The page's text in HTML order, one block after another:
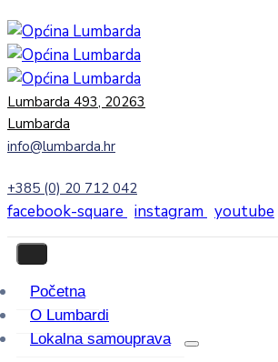
Lumbarda 493, 20263
Lumbarda
info@lumbarda.hr
+385 (0) 20 712 042
facebook-square instagram youtube
Početna
O Lumbardi
Lokalna samouprava